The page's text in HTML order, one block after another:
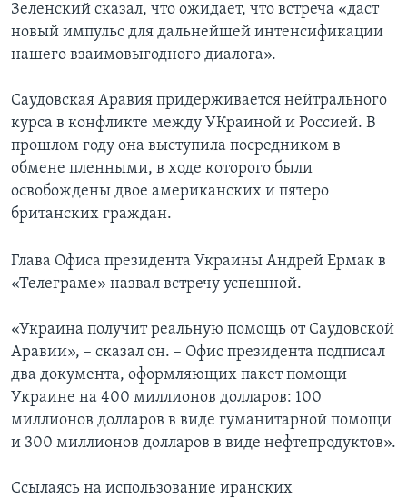
Зеленский сказал, что ожидает, что встреча «даст
новый импульс для дальнейшей интенсификации
нашего взаимовыгодного диалога».
Саудовская Аравия придерживается нейтрального
курса в конфликте между УКраиной и Россией. В
прошлом году она выступила посредником в
обмене пленными, в ходе которого были
освобождены двое американских и пятеро
британских граждан.
Глава Офиса президента Украины Андрей Ермак в
«Телеграме» назвал встречу успешной.
«Украина получит реальную помощь от Саудовской
Аравии», – сказал он. – Офис президента подписал
два документа, оформляющих пакет помощи
Украине на 400 миллионов долларов: 100
миллионов долларов в виде гуманитарной помощи
и 300 миллионов долларов в виде нефтепродуктов».
Ссылаясь на использование иранских